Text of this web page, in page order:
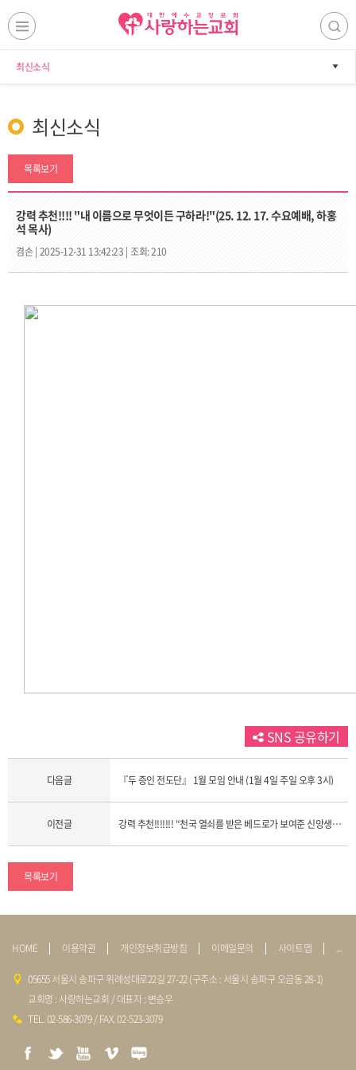
최신소식
최신소식
목록보기
강력 추천!!!! "내 이름으로 무엇이든 구하라!"(25. 12. 17. 수요예배, 하홍
석 목사)
겸손 | 2025-12-31 13:42:23 | 조회: 210
SNS 공유하기
다음글 『두 증인 전도단』 1월 모임 안내 (1월 4일 주일 오후 3시)
이전글 강력 추천!!!!!!! “천국 열쇠를 받은 베드로가 보여준 신앙생활의 로드맵!”(25. 12. 28. 주일 2부 예배, 변승우 목사)
목록보기
HOME 이용약관 개인정보취급방침 이메일문의 사이트맵 admin
05655 서울시 송파구 위례성대로22길 27-22 (구주소 : 서울시 송파구 오금동 28-1)
교회명 : 사랑하는교회 / 대표자 : 변승우
TEL. 02-586-3079 / FAX. 02-523-3079